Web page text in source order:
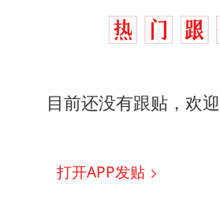
目前还没有跟贴，欢
打开APP发贴